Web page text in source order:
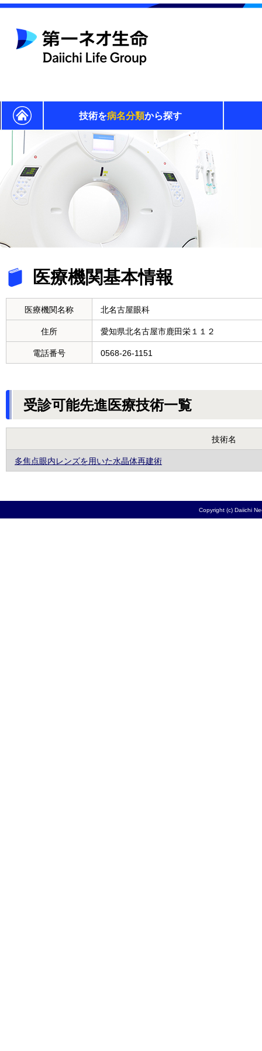
技術を病名分類から探す
医療機関基本情報
医療機関名称 北名古屋眼科
住所 愛知県北名古屋市鹿田栄１１２
電話番号 0568-26-1151
受診可能先進医療技術一覧
技術名
多焦点眼内レンズを用いた水晶体再建術
Copyright (c) Daiichi